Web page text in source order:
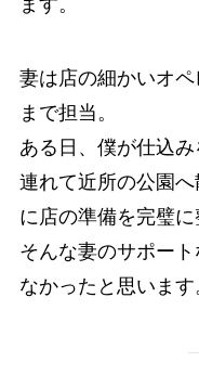
ます。
妻は店の細かいオ
まで担当。
ある日、僕が仕込
連れて近所の公園
に店の準備を完璧に
そんな妻のサポー
なかったと思います